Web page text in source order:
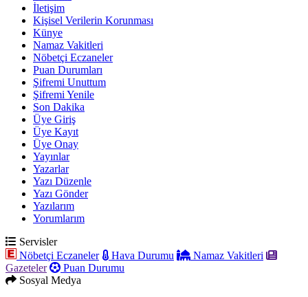
İletişim
Kişisel Verilerin Korunması
Künye
Namaz Vakitleri
Nöbetçi Eczaneler
Puan Durumları
Şifremi Unuttum
Şifremi Yenile
Son Dakika
Üye Giriş
Üye Kayıt
Üye Onay
Yayınlar
Yazarlar
Yazı Düzenle
Yazı Gönder
Yazılarım
Yorumlarım
Servisler
Nöbetçi Eczaneler
Hava Durumu
Namaz Vakitleri
Gazeteler
Puan Durumu
Sosyal Medya